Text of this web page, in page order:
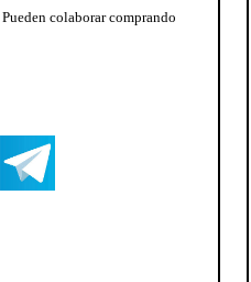
colaborar comprando